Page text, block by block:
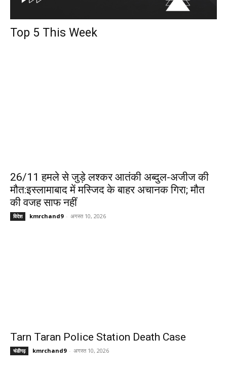
Top 5 This Week
26/11 हमले से जुड़े लश्कर आतंकी अब्दुल-अजीज की
मौत:इस्लामाबाद में मस्जिद के बाहर अचानक गिरा; मौत
की वजह साफ नहीं
विदेश kmrchand9 - अगस्त 10, 2026
Tarn Taran Police Station Death Case
चंडीगढ़ kmrchand9 - अगस्त 10, 2026